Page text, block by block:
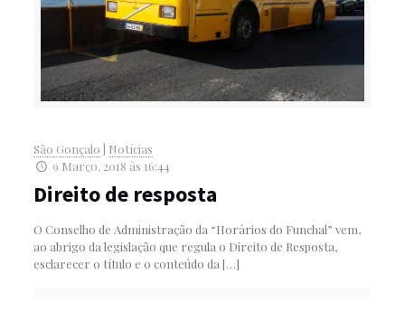
São Gonçalo
Notícias
9 Março, 2018 às 16:44
Direito de resposta
O Conselho de Administração da “Horários do Funchal” vem,
ao abrigo da legislação que regula o Direito de Resposta,
esclarecer o título e o conteúdo da […]